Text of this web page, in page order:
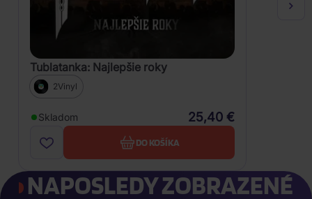
Tublatanka: Najlepšie roky
2Vinyl
Skladom 25,40 €
DO KOŠÍKA
NAPOSLEDY ZOBRAZENÉ